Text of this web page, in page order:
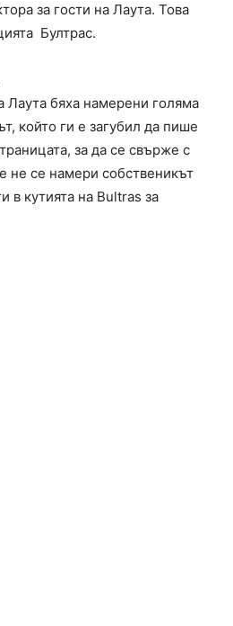
за гости на Лаута. Това
Бултрас.
Лаута бяха намерени голяма
който ги е загубил да пише
за да се свърже с
не се намери собственикът
в кутията на Bultras за